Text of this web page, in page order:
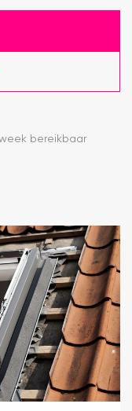
bereikbaar